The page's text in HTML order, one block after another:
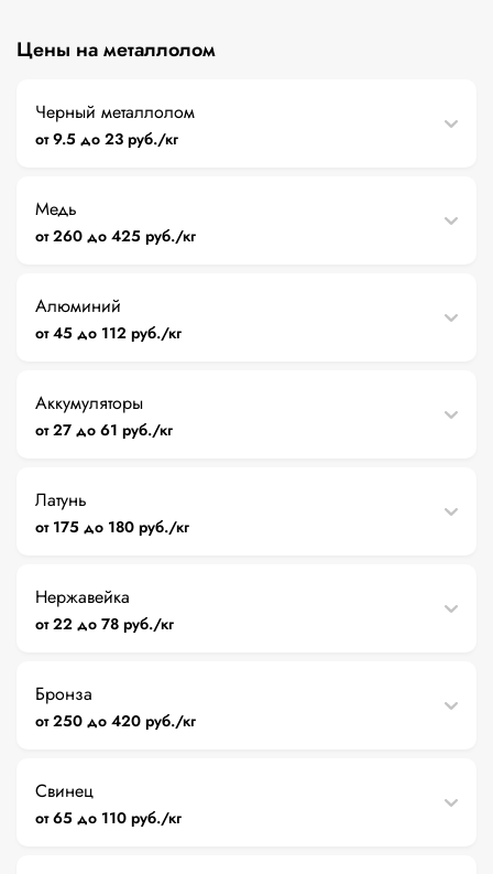
Цены на металлолом
Черный металлолом
от 9.5 до 23 руб./кг
Медь
от 260 до 425 руб./кг
Алюминий
от 45 до 112 руб./кг
Аккумуляторы
от 27 до 61 руб./кг
Латунь
от 175 до 180 руб./кг
Нержавейка
от 22 до 78 руб./кг
Бронза
от 250 до 420 руб./кг
Свинец
от 65 до 110 руб./кг